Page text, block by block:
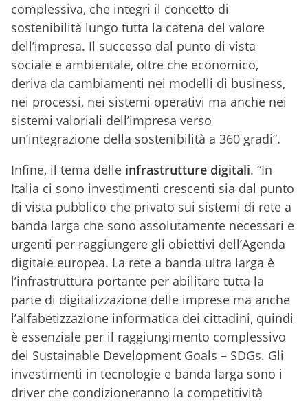
complessiva, che integri il concetto di
sostenibilità lungo tutta la catena del valore
dell’impresa. Il successo dal punto di vista
sociale e ambientale, oltre che economico,
deriva da cambiamenti nei modelli di business,
nei processi, nei sistemi operativi ma anche nei
sistemi valoriali dell’impresa verso
un’integrazione della sostenibilità a 360 gradi”.
Infine, il tema delle infrastrutture digitali. “In
Italia ci sono investimenti crescenti sia dal punto
di vista pubblico che privato sui sistemi di rete a
banda larga che sono assolutamente necessari e
urgenti per raggiungere gli obiettivi dell’Agenda
digitale europea. La rete a banda ultra larga è
l’infrastruttura portante per abilitare tutta la
parte di digitalizzazione delle imprese ma anche
l’alfabetizzazione informatica dei cittadini, quindi
è essenziale per il raggiungimento complessivo
dei Sustainable Development Goals – SDGs. Gli
investimenti in tecnologie e banda larga sono i
driver che condizioneranno la competitività